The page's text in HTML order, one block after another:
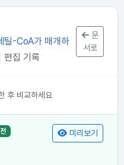
틸-CoA가 매개하
편집 기록
문
서로
후 비교하세요
미리보기